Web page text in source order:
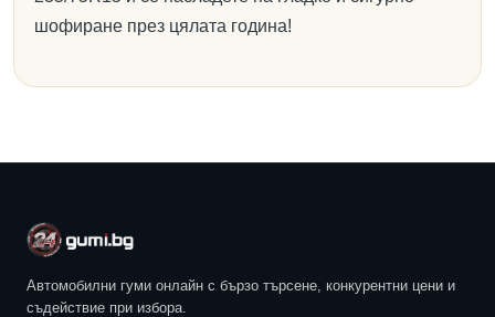
шофиране през цялата година!
Автомобилни гуми онлайн с бързо търсене, конкурентни цени и
съдействие при избора.